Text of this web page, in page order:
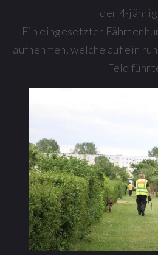
der 4-
Ein eingesetzter
aufnehmen, welche auf ein
Feld